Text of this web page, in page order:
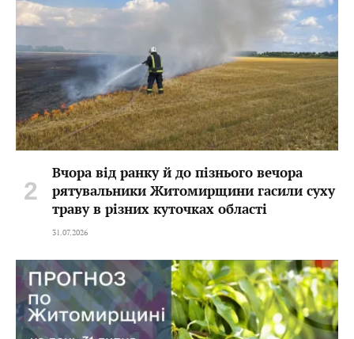
Вчора від ранку й до пізнього вечора
рятувальники Житомирщини гасили суху
траву в різних куточках області
31.07.2026